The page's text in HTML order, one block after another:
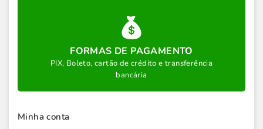
FORMAS DE PAGAMENTO
PIX, Boleto, cartão de crédito e transferência
bancária
Minha conta